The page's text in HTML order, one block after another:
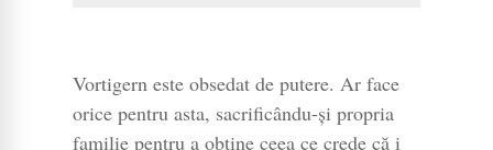
Vortigern este obsedat de putere. Ar face
orice pentru asta, sacrificându-și propria
familie pentru a obține ceea ce crede că i